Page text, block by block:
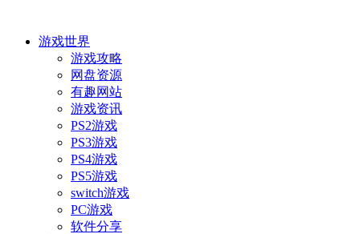
游戏世界
游戏攻略
网盘资源
有趣网站
游戏资讯
PS2游戏
PS3游戏
PS4游戏
PS5游戏
switch游戏
PC游戏
软件分享